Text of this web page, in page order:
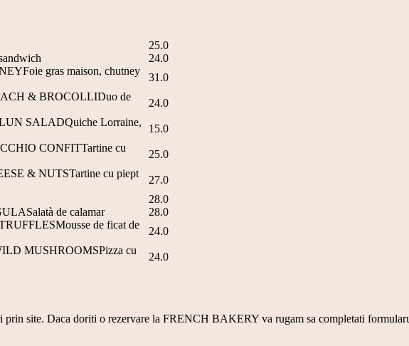
25.0
24.0
gras maison, chutney
31.0
& BROCOLLIDuo de
24.0
SALADQuiche Lorraine,
15.0
CONFITTartine cu
25.0
& NUTSTartine cu piept
27.0
28.0
de calamar
28.0
de ficat de
24.0
MUSHROOMSPizza cu
24.0
prin site. Daca doriti o rezervare la FRENCH BAKERY va rugam sa completati